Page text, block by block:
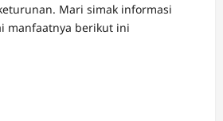
Mari simak informasi
manfaatnya berikut ini